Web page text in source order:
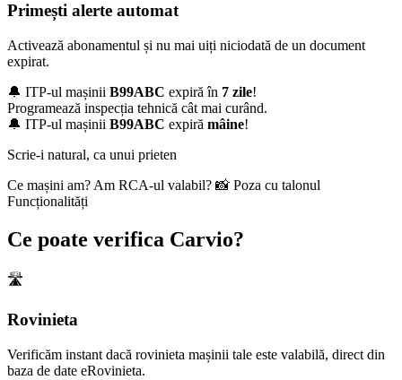
Primești alerte automat
Activează abonamentul și nu mai uiți niciodată de un document
expirat.
🔔 ITP-ul mașinii B99ABC expiră în 7 zile!
Programează inspecția tehnică cât mai curând.
🔔 ITP-ul mașinii B99ABC expiră mâine!
Scrie-i natural, ca unui prieten
Ce mașini am? Am RCA-ul valabil? 📸 Poza cu talonul
Funcționalități
Ce poate verifica Carvio?
🛣️
Rovinieta
Verificăm instant dacă rovinieta mașinii tale este valabilă, direct din
baza de date eRovinieta.